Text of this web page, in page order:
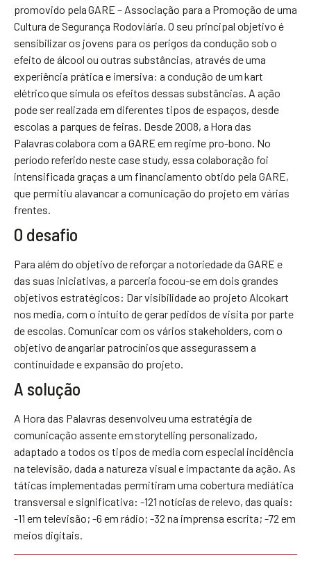
promovido pela GARE – Associação para a Promoção de uma
Cultura de Segurança Rodoviária. O seu principal objetivo é
sensibilizar os jovens para os perigos da condução sob o
efeito de álcool ou outras substâncias, através de uma
experiência prática e imersiva: a condução de um kart
elétrico que simula os efeitos dessas substâncias. A ação
pode ser realizada em diferentes tipos de espaços, desde
escolas a parques de feiras. Desde 2008, a Hora das
Palavras colabora com a GARE em regime pro-bono. No
período referido neste case study, essa colaboração foi
intensificada graças a um financiamento obtido pela GARE,
que permitiu alavancar a comunicação do projeto em várias
frentes.
O desafio
Para além do objetivo de reforçar a notoriedade da GARE e
das suas iniciativas, a parceria focou-se em dois grandes
objetivos estratégicos: Dar visibilidade ao projeto Alcokart
nos media, com o intuito de gerar pedidos de visita por parte
de escolas. Comunicar com os vários stakeholders, com o
objetivo de angariar patrocínios que assegurassem a
continuidade e expansão do projeto.
A solução
A Hora das Palavras desenvolveu uma estratégia de
comunicação assente em storytelling personalizado,
adaptado a todos os tipos de media com especial incidência
na televisão, dada a natureza visual e impactante da ação. As
táticas implementadas permitiram uma cobertura mediática
transversal e significativa: -121 notícias de relevo, das quais:
-11 em televisão; -6 em rádio; -32 na imprensa escrita; -72 em
meios digitais.